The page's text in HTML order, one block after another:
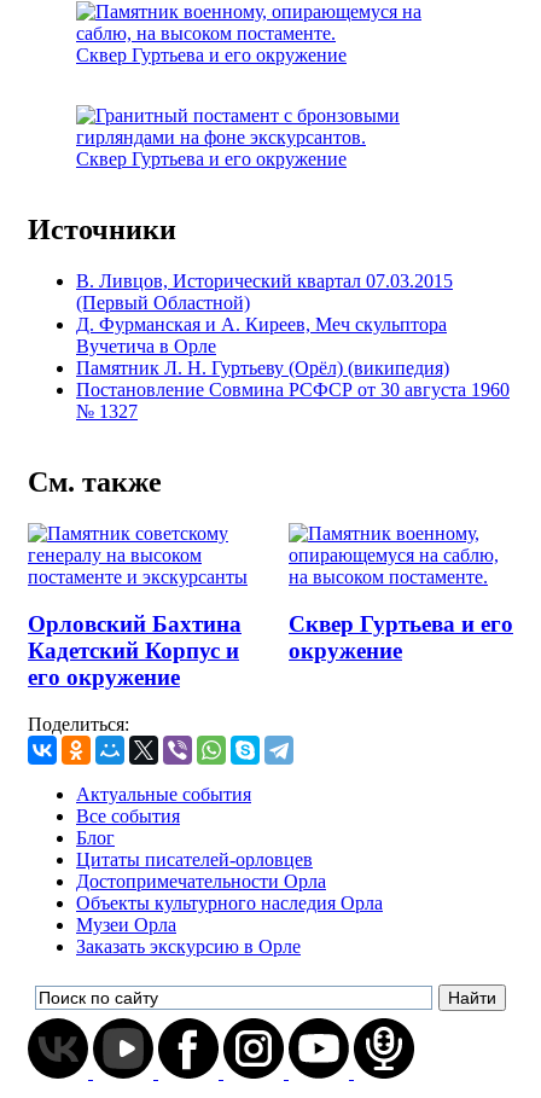
Сквер Гуртьева и его окружение
Сквер Гуртьева и его окружение
Источники
В. Ливцов, Исторический квартал 07.03.2015
(Первый Областной)
Д. Фурманская и А. Киреев, Меч скульптора
Вучетича в Орле
Памятник Л. Н. Гуртьеву (Орёл) (википедия)
Постановление Совмина РСФСР от 30 августа 1960
№ 1327
См. также
Орловский Бахтина
Кадетский Корпус и
его окружение
Сквер Гуртьева и его
окружение
Поделиться:
Актуальные события
Все события
Блог
Цитаты писателей-орловцев
Достопримечательности Орла
Объекты культурного наследия Орла
Музеи Орла
Заказать экскурсию в Орле